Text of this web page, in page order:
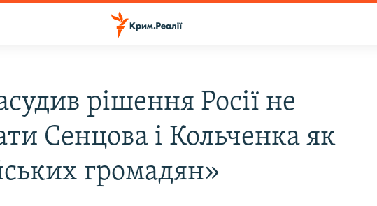
рішення Росії не
Сенцова і Кольченка як
громадян»